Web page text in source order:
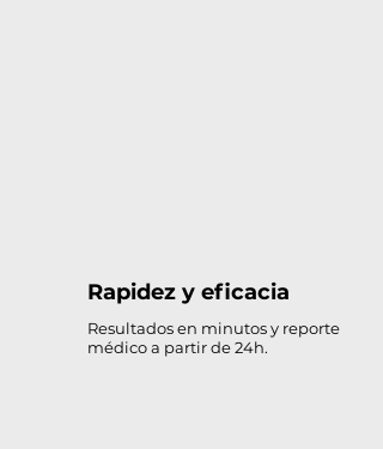
Rapidez y eficacia
Resultados en minutos y reporte
médico a partir de 24h.